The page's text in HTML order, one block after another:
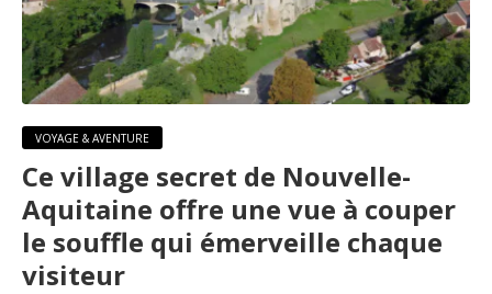
VOYAGE & AVENTURE
Ce village secret de Nouvelle-
Aquitaine offre une vue à couper
le souffle qui émerveille chaque
visiteur